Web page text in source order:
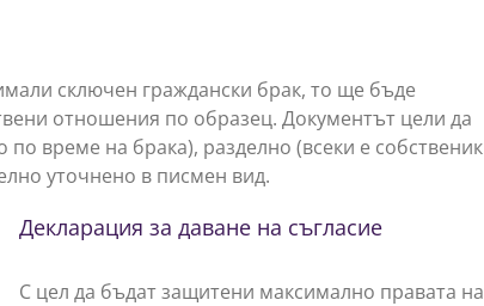
сключен граждански брак, то ще бъде
отношения по образец. Документът цели да
време на брака), разделно (всеки е собственик
уточнено в писмен вид.
Декларация за даване на съгласие
С цел да бъдат защитени максимално правата на